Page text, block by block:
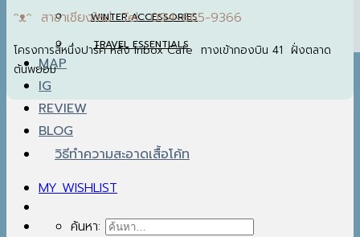
WINTER ACCESSORIES
TRAVEL ESSENTIALS
MAP
IG
REVIEW
BLOG
วิธีทำความสะอาดเสื้อโค้ท
MY WISHLIST
ค้นหา:
ᵔᴥᵔ สาขาเชียงใหม่ Tel : 094-665-9366
โครงการสี่หนึ่งปาร์ค หลัง Inbox Cafe ทางเข้ากองบิน 41 ฝั่งตลาด
ต้นพยอม